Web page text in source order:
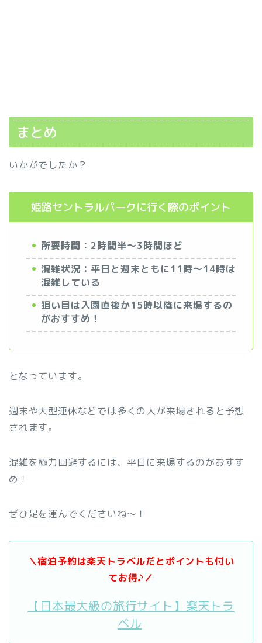
まとめ
いかがでしたか？
姫路セントラルパークに行く際のポイント
所要時間：2時間半～3時間ほど
混雑状況：平日と週末ともに11時～14時は
混雑している
狙い目は入園直後か15時以降に来場するの
がおすすめ！
となっています。
週末や大型連休などでは多くの人が来場されると予想
されます。
混雑を極力回避するには、平日に来場するのがおすす
め！
ぜひ足を運んでくださいね～！
＼宿泊予約は楽天トラベルだとポイントも付い
てお得♪／
【日本最大級の旅行サイト】楽天トラ
ベル